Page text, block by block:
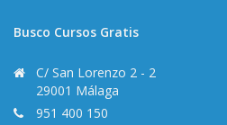
Busco Cursos Gratis
C/ San Lorenzo 2 - 2
29001 Málaga
951 400 150